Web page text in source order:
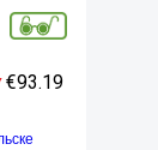
93.19